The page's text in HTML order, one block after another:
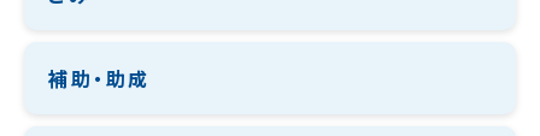
補助・助成